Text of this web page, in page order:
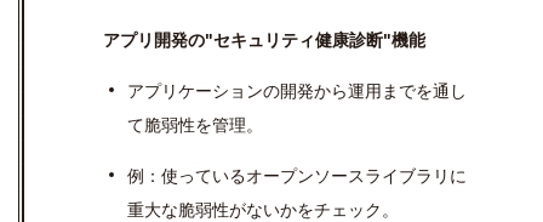
アプリ開発の"セキュリティ健康診断"機能
アプリケーションの開発から運用までを通し
て脆弱性を管理。
例：使っているオープンソースライブラリに
重大な脆弱性がないかをチェック。